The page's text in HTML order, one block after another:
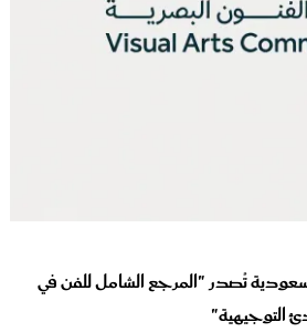
تُصدر "المرجع الشامل للفن في
التوجيهية"